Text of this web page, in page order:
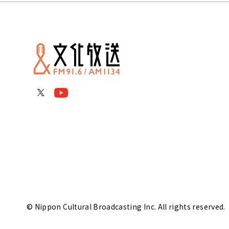
© Nippon Cultural Broadcasting Inc. All rights reserved.